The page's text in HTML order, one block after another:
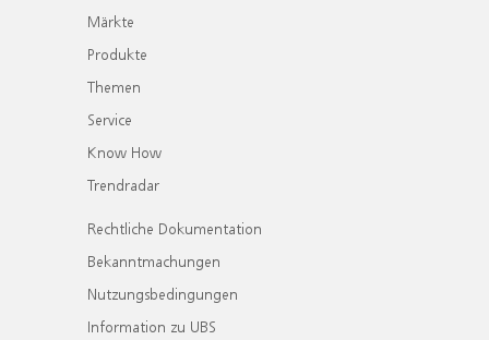
Märkte
Produkte
Themen
Service
Know How
Trendradar
Rechtliche Dokumentation
Bekanntmachungen
Nutzungsbedingungen
Information zu UBS